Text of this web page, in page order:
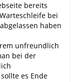
bereits
bei
haben
unfreundlich
bei der
es Ende